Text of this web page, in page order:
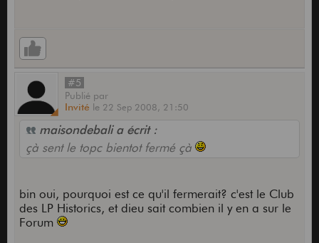
#5
Publié par
Invité le 22 Sep 2008, 21:50
maisondebali a écrit :
çà sent le topc bientot fermé çà
bin oui, pourquoi est ce qu'il fermerait? c'est le Club
des LP Historics, et dieu sait combien il y en a sur le
Forum